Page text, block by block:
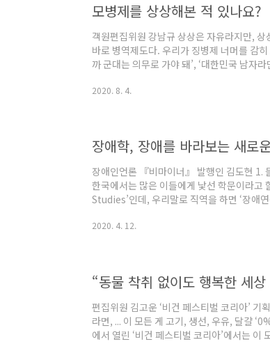
모병제를 상상해본 적 있나요?
객원편집위원 강남규 상상은 자유라지만,
바로 병역제도다. 우리가 징병제 너머를 감
까 군대는 의무로 가야 돼’, ‘대한민국 남자
히 병역문제의 클리셰(cliche)라 할 만한 이
2020. 8. 4.
장애학, 장애를 바라보는 새로
장애인언론 『비마이너』 발행인 김도현 1.
한국에서는 많은 이들에게 낯선 학문이라
Studies’인데, 우리말로 직역을 하면 ‘장애
학·심리학·사회복지학·특수교육학 등 장애
2020. 4. 12.
“동물 착취 없이도 행복한 세
편집위원 김고운 ‘비건 페스티벌 코리아’
라면, ... 이 모든 게 고기, 생선, 우유, 달걀
에서 열린 ‘비건 페스티벌 코리아’에서는